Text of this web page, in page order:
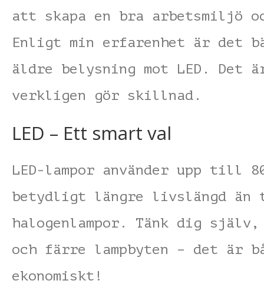
att skapa en bra arbetsmiljö
Enligt min erfarenhet är det
äldre belysning mot LED. Det
verkligen gör skillnad.
LED – Ett smart val
LED-lampor använder upp till
betydligt längre livslängd än
halogenlampor. Tänk dig
och färre lampbyten – det är
ekonomiskt!